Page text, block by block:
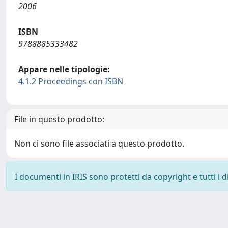
2006
ISBN
9788885333482
Appare nelle tipologie:
4.1.2 Proceedings con ISBN
File in questo prodotto:
Non ci sono file associati a questo prodotto.
I documenti in IRIS sono protetti da copyright e tutti i